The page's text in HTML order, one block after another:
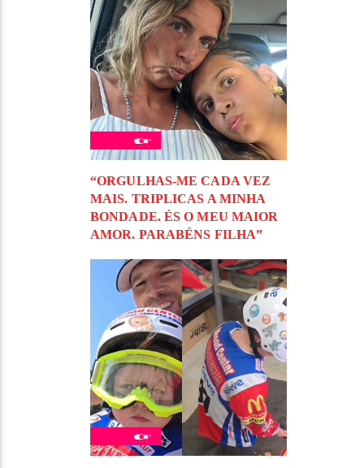
“ORGULHAS-ME CADA VEZ
MAIS. TRIPLICAS A MINHA
BONDADE. ÉS O MEU MAIOR
AMOR. PARABÉNS FILHA”